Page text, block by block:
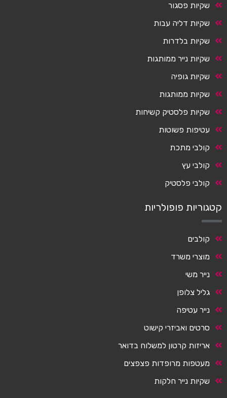
שקיות פסגור
שקיות דליה עבות
שקיות בלדרות
שקיות נייר ממותגות
שקיות גופיה
שקיות ממותגות
שקיות פלסטיק קשיחות
עטיפות פשוטות
קולבי מתכת
קולבי עץ
קולבי פלסטיק
קטגוריות פופולריות
קולבים
מוצרי משרד
נייר משי
גליל צלופן
נייר עטיפה
סרטים ואביזרי קישוט
אריזות קרטון למשלוח בדואר
מעטפות מרופדות פצפצים
שקיות נייר חלקות